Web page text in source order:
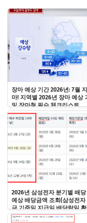
장마 예상 기간 2026년: 7월
마! 지역별 2026년 장마 예상
및 장마철 필수 체크리스트
2026년 삼성전자 분기별 배
예상 배당금액 조회(삼성전자
금 기준일 지급일 배당락일